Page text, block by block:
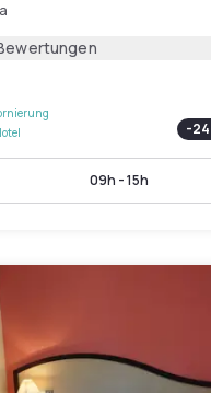
-24
09h - 15h